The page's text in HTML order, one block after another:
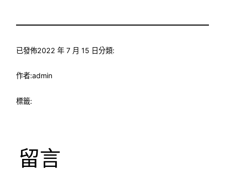
已發佈2022 年 7 月 15 日分類:
作者:admin
標籤:
留言